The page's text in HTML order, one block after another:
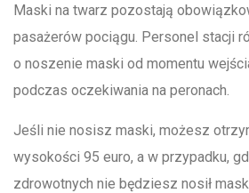
Maski na twarz pozostają
pasażerów pociągu. Personel stacji
o noszenie maski od momentu
podczas oczekiwania na peronach.
Jeśli nie nosisz maski, możesz
wysokości 95 euro, a w przypadku,
zdrowotnych nie będziesz nosił